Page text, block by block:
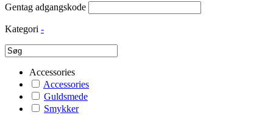
Gentag adgangskode
Kategori -
Accessories
Accessories
Guldsmede
Smykker